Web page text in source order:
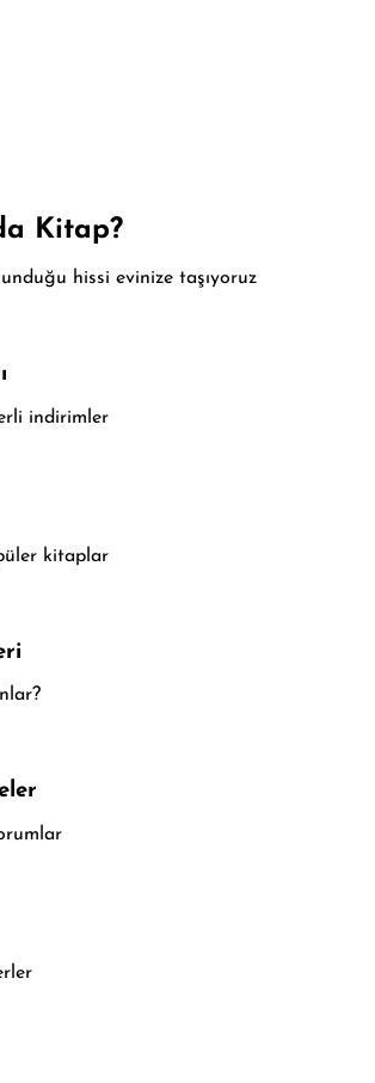
Kitap?
hissi evinize taşıyoruz
indirimler
kitaplar